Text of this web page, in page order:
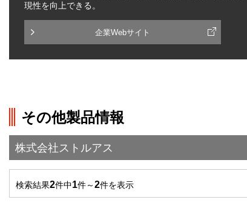
現性を向上できる。
企業Webサイト
その他製品情報
株式会社ストルアス
検索結果2件中1件～2件を表示